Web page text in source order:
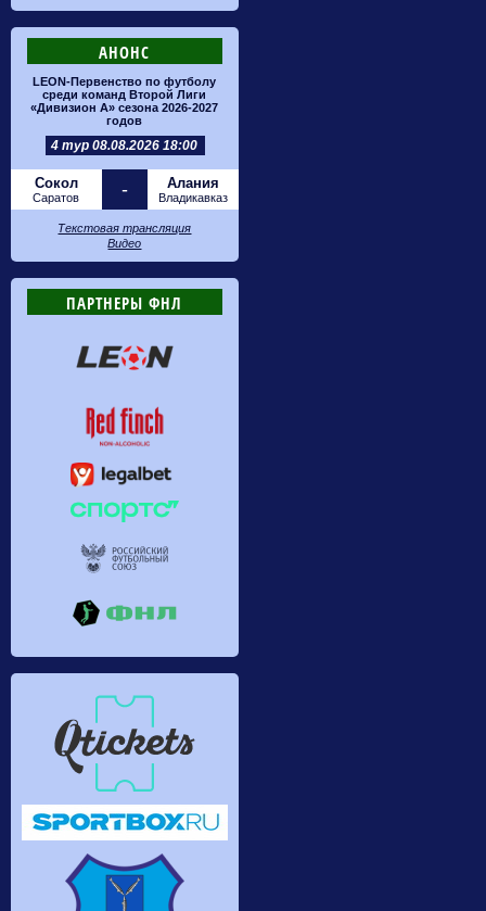
АНОНС
LEON-Первенство по футболу
среди команд Второй Лиги
«Дивизион А» сезона 2026-2027
годов
4 тур 08.08.2026 18:00
Сокол
Саратов - Алания
Владикавказ
Текстовая трансляция
Видео
ПАРТНЕРЫ ФНЛ